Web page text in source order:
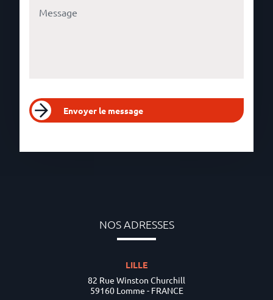
Envoyer le message
NOS ADRESSES
LILLE
82 Rue Winston Churchill
59160 Lomme - FRANCE